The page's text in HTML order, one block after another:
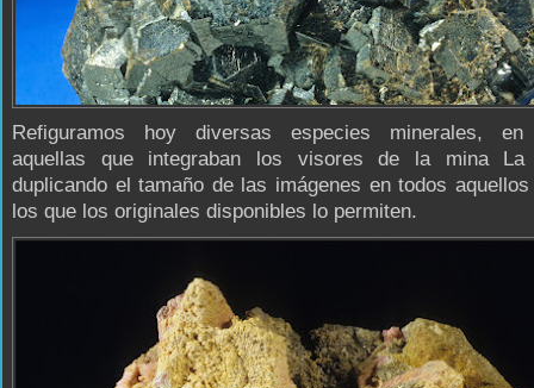
Refiguramos hoy diversas especies minerales, en
aquellas que integraban los visores de la mina La
duplicando el tamaño de las imágenes en todos
los que los originales disponibles lo permiten.